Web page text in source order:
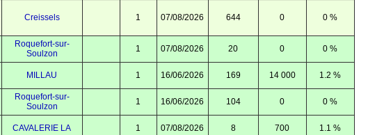
Creissels 1 07/08/2026 644 0 0 %
Roquefort-sur-
Soulzon
1 07/08/2026 20 0 0 %
MILLAU 1 16/06/2026 169 14 000 1.2 %
Roquefort-sur-
Soulzon
1 16/06/2026 104 0 0 %
CAVALERIE LA 1 07/08/2026 8 700 1.1 %